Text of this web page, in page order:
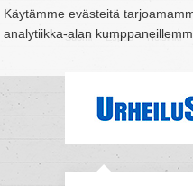
Käytämme evästeitä
analytiikka-alan
Suomi Espoo Helsinki